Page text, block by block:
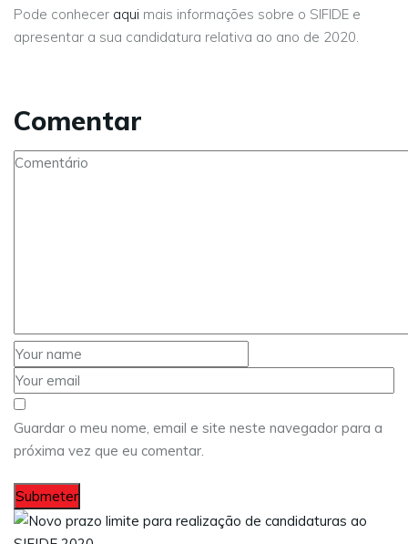
Pode conhecer aqui mais informações sobre o SIFIDE e
apresentar a sua candidatura relativa ao ano de 2020.
Comentar
Guardar o meu nome, email e site neste navegador para a
próxima vez que eu comentar.